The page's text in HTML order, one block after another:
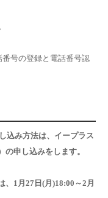
号の登録と電話番号認
込み方法は、イープラス
の申し込みをします。
1月27日(月)18:00～2月